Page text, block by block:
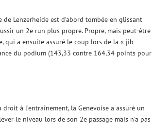
Lenzerheide est d’abord tombée en glissant
un 2e run plus propre. Propre, mais peut-être
qui a ensuite assuré le coup lors de la « jib
du podium (143,33 contre 164,34 points pour
à l’entraînement, la Genevoise a assuré un
le niveau lors de son 2e passage mais n’a pas